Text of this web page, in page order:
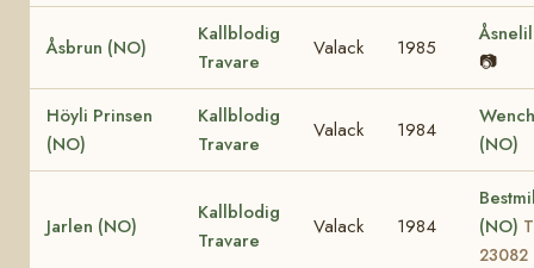
Åsbrun (NO)
Kallblodig
Travare
Valack 1985
📷
Höyli Prinsen
(NO)
Kallblodig
Travare
Valack 1984
(NO)
Jarlen (NO)
Kallblodig
Travare
Valack 1984
(NO)
23082